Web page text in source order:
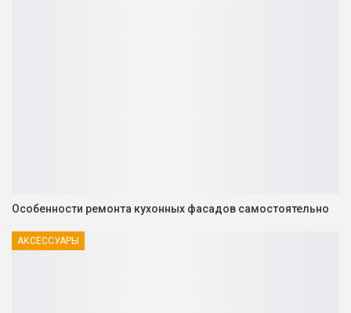
Особенности ремонта кухонных фасадов самостоятельно
АКСЕССУАРЫ